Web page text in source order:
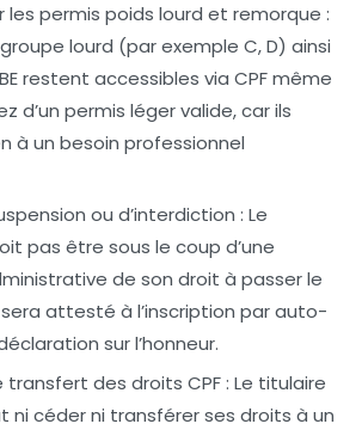
les permis poids lourd et remorque :
lourd (par exemple C, D) ainsi
restent accessibles via CPF même
d’un permis léger valide, car ils
à un besoin professionnel
ou d’interdiction : Le
pas être sous le coup d’une
de son droit à passer le
attesté à l’inscription par auto-
sur l’honneur.
des droits CPF : Le titulaire
ni céder ni transférer ses droits à un